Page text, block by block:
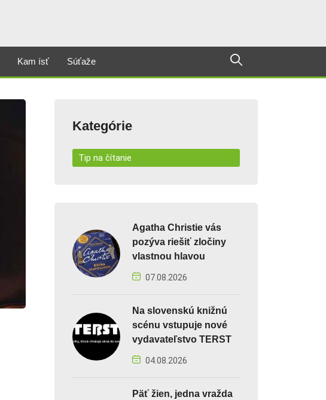
Kam ísť Súťaže
Kategórie
Tip na čítanie
Agatha Christie vás
pozýva riešiť zločiny
vlastnou hlavou
07.08.2026
Na slovenskú knižnú
scénu vstupuje nové
vydavateľstvo TERST
04.08.2026
Päť žien, jedna vražda